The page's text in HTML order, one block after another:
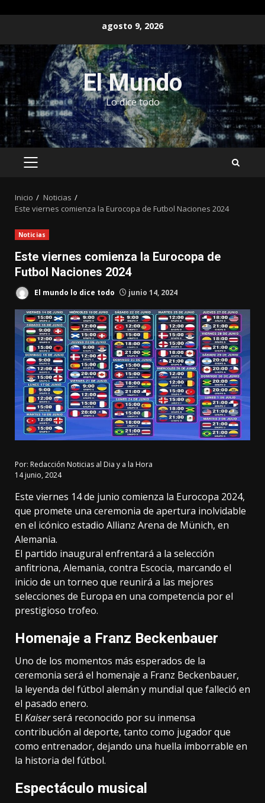
contenido
agosto 9, 2026
El Mundo
Lo dice todo
MENÚ
Inicio
Noticias
Este viernes comienza la Eurocopa de Futbol Naciones 2024
Noticias
Este viernes comienza la Eurocopa de
Futbol Naciones 2024
El mundo lo dice todo junio 14, 2024
Por: Redacción Noticias al Dia y a la Hora
14 junio, 2024
Este viernes 14 de junio comienza la Eurocopa 2024,
que promete una ceremonia de apertura inolvidable
en el icónico estadio Allianz Arena de Münich, en
Alemania.
El partido inaugural enfrentará a la selección
anfitriona, Alemania, contra Escocia, marcando el
inicio de un torneo que reunirá a las mejores
selecciones de Europa en una competencia por el
prestigioso trofeo.
Homenaje a Franz Beckenbauer
Uno de los momentos más esperados de la
ceremonia será el homenaje a Franz Beckenbauer,
la leyenda del fútbol alemán y mundial que falleció en
el pasado enero.
El Kaiserserá reconocido por su inmensa
contribución al deporte, tanto como jugador que
como entrenador, dejando una huella imborrable en
la historia del fútbol.
Espectáculo musical